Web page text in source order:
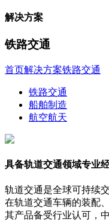
解决方案
铁路交通
首页解决方案铁路交通
铁路交通
船舶制造
航空航天
具备轨道交通领域专业
轨道交通是全球可持续
在轨道交通车辆的装配
其产品备受行业认可，